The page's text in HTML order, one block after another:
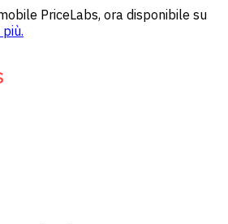
PriceLabs, ora disponibile su